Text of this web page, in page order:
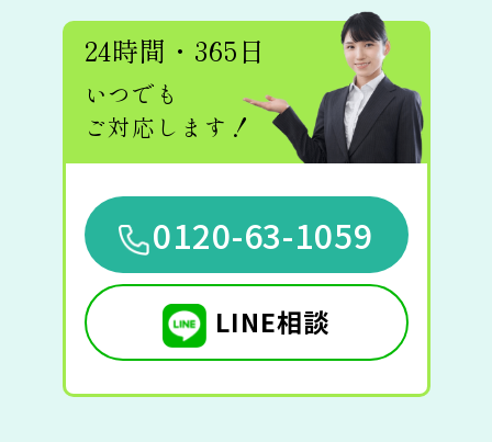
24時間・365日
いつでも
ご対応します！
0120-63-1059
LINE相談